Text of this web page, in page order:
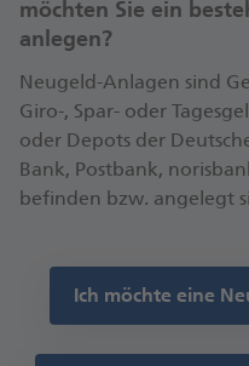
möchten Sie ein
anlegen?
Neugeld-Anlagen sind
Giro-, Spar- oder
oder Depots der
Bank, Postbank,
be­finden bzw. angelegt
Ich möchte eine